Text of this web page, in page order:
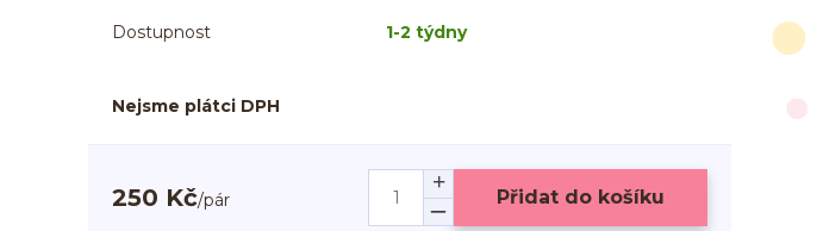
Dostupnost 1-2 týdny
Nejsme plátci DPH
250 Kč/pár Přidat do košíku